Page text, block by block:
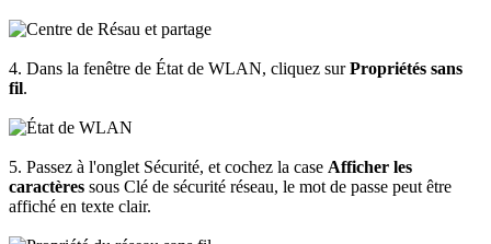
4. Dans la fenêtre de État de WLAN, cliquez surPropriétés sans
fil.
5. Passez à l'onglet Sécurité, et cochez la case Afficher les
caractères sous Clé de sécurité réseau, le mot de passe peut être
affiché en texte clair.